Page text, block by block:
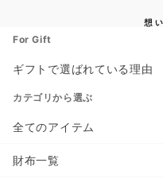
For Gift
ギフトで選ばれている理由
カテゴリから選ぶ
全てのアイテム
財布一覧